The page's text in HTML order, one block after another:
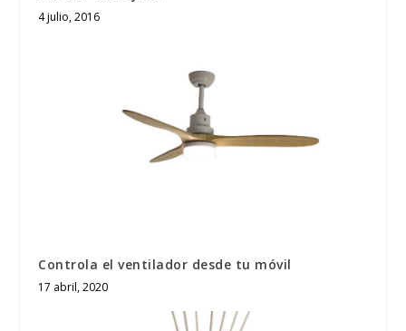
4 julio, 2016
Controla el ventilador desde tu móvil
17 abril, 2020